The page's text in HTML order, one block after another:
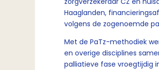
Haaglanden,
volgens de zogenoemde
Met de PaTz-methodiek
en overige disciplines
palliatieve fase vroegtijdig